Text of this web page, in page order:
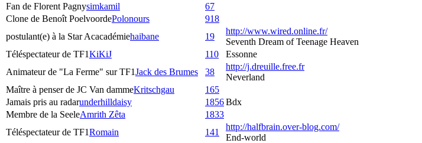
Fan de Florent Pagnysimkamil 67
Clone de Benoît PoelvoordePolonours 918
postulant(e) à la Star Acacadémiehaibane 19
http://www.wired.online.fr/
Seventh Dream of Teenage Heaven
Téléspectateur de TF1KiKiJ 110 Essonne
Animateur de "La Ferme" sur TF1Jack des Brumes 38
http://j.dreuille.free.fr
Neverland
Maître à penser de JC Van dammeKritschgau 165
Jamais pris au radarunderhilldaisy 1856Bdx
Membre de la SeeleAmrith Zêta 1833
Téléspectateur de TF1Romain 141
http://halfbrain.over-blog.com/
End-world